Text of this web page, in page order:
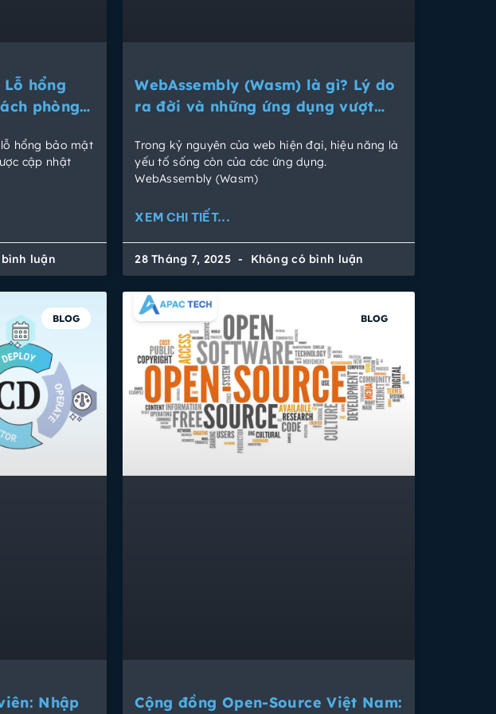
Lỗ hổng
phòng
lỗ hổng bảo mật
cập nhật
luận
WebAssembly (Wasm) là gì? Lý do
ra đời và những ứng dụng vượt
Trong kỷ nguyên của web hiện đại, hiệu năng là
yếu tố sống còn của các ứng dụng.
WebAssembly (Wasm)
XEM CHI TIẾT...
28 Tháng 7, 2025 Không có bình luận
BLOG
Nhập
BLOG
Cộng đồng Open-Source Việt Nam: